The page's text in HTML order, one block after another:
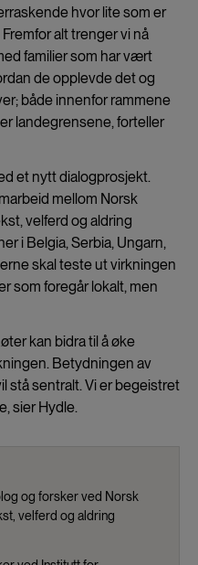
hvor lite som er
alt trenger vi nå
familier som har vært
de opplevde det og
både innenfor rammene
landegrensene, forteller
et nytt dialogprosjekt.
mellom Norsk
velferd og aldring
i Belgia, Serbia, Ungarn,
skal teste ut virkningen
som foregår lokalt, men
kan bidra til å øke
Betydningen av
stå sentralt. Vi er begeistret
sier Hydle.
og forsker ved Norsk
velferd og aldring